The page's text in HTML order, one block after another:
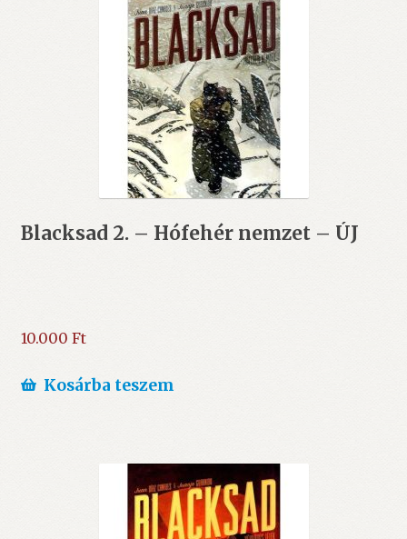
Blacksad 2. – Hófehér nemzet – ÚJ
10.000 Ft
Kosárba teszem